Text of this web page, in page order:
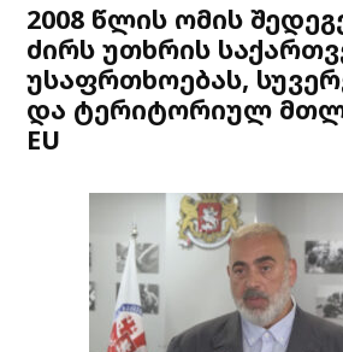
2008 წლის ომის
ძირს უთხრის
უსაფრთხოებას,
და ტერიტორიულ
EU